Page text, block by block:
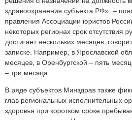
здравоохранения субъекта РФ», –
правления Ассоциации юристов
некоторых регионах срок отсутствия
достигает нескольких месяцев,
записке. Например, в Ярославской
месяцев, в Оренбургской – пять
– три месяца.
В ряде субъектов Минздрав также
глав региональных исполнительных
здоровья при коротком сроке